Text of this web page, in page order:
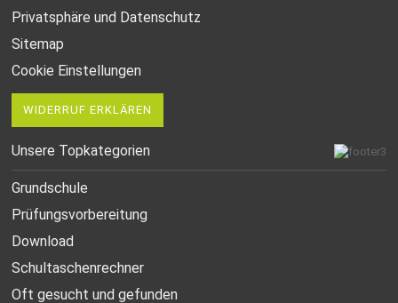
Privatsphäre und Datenschutz
Sitemap
Cookie Einstellungen
WIDERRUF ERKLÄREN
Unsere Topkategorien
Grundschule
Prüfungsvorbereitung
Download
Schultaschenrechner
Oft gesucht und gefunden